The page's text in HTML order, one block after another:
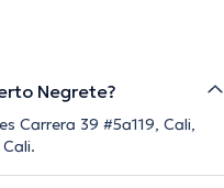
Negrete?
Carrera 39 #5a119, Cali,